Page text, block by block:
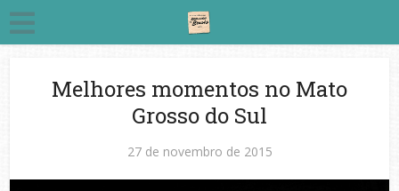
Melhores momentos no Mato
Grosso do Sul
27 de novembro de 2015